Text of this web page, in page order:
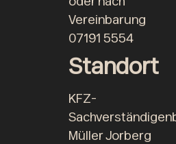
Vereinbarung
07191 5554
Standort
KFZ-
Müller Jorberg